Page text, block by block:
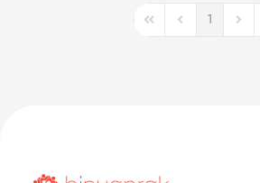
First PagePrevious Page
1
Next